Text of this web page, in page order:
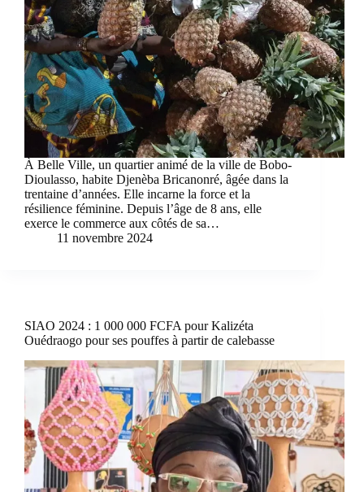
À Belle Ville, un quartier animé de la ville de Bobo-
Dioulasso, habite Djenèba Bricanonré, âgée dans la
trentaine d’années. Elle incarne la force et la
résilience féminine. Depuis l’âge de 8 ans, elle
exerce le commerce aux côtés de sa…
11 novembre 2024
SIAO 2024 : 1 000 000 FCFA pour Kalizéta
Ouédraogo pour ses pouffes à partir de calebasse